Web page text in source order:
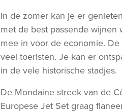
In de zomer kan je er
met de best passende wijnen
mee in voor de economie.
veel toeristen. Je kan er
in de vele historische stadjes.
De Mondaine streek van de
Europese Jet Set graag